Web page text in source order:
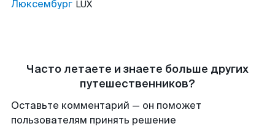
Люксембург LUX
Часто летаете и знаете больше других
путешественников?
Оставьте комментарий — он поможет
пользователям принять решение